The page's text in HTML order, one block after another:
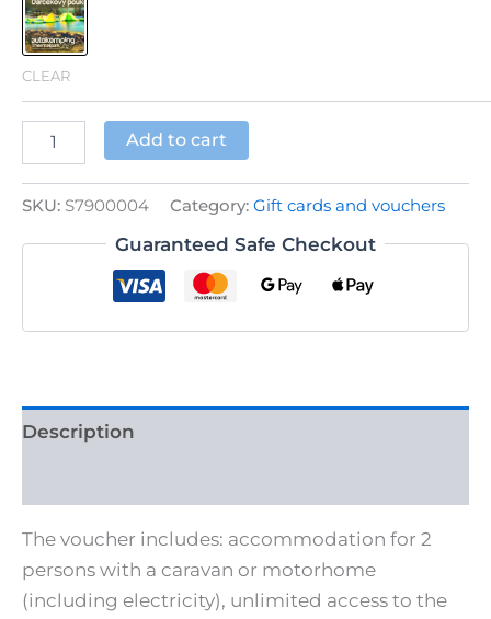
CLEAR
Stay
Thermalpark
Campsite
quantity
Add to cart
SKU: S7900004 Category: Gift cards and vouchers
Guaranteed Safe Checkout
Description
The voucher includes: accommodation for 2
persons with a caravan or motorhome
(including electricity), unlimited access to the